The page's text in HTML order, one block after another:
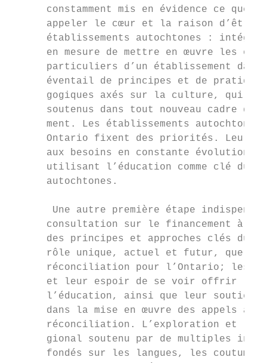
constamment mis en évidence ce que
appeler le cœur et la raison d’être
établissements autochtones :
en mesure de mettre en œuvre les
particuliers d’un établissement dans
éventail de principes et de
gogiques axés sur la culture, qui
soutenus dans tout nouveau cadre de
ment. Les établissements autochtones
Ontario fixent des priorités. Leur
aux besoins en constante évolution
utilisant l’éducation comme clé du
      autochtones.
Une autre première étape
consultation sur le financement à
des principes et approches clés du
rôle unique, actuel et futur, que
réconciliation pour l’Ontario; les
et leur espoir de se voir offrir la
l’éducation, ainsi que leur soutien
dans la mise en œuvre des appels à
réconciliation. L’exploration et
gional soutenu par de multiples
fondés sur les langues, les